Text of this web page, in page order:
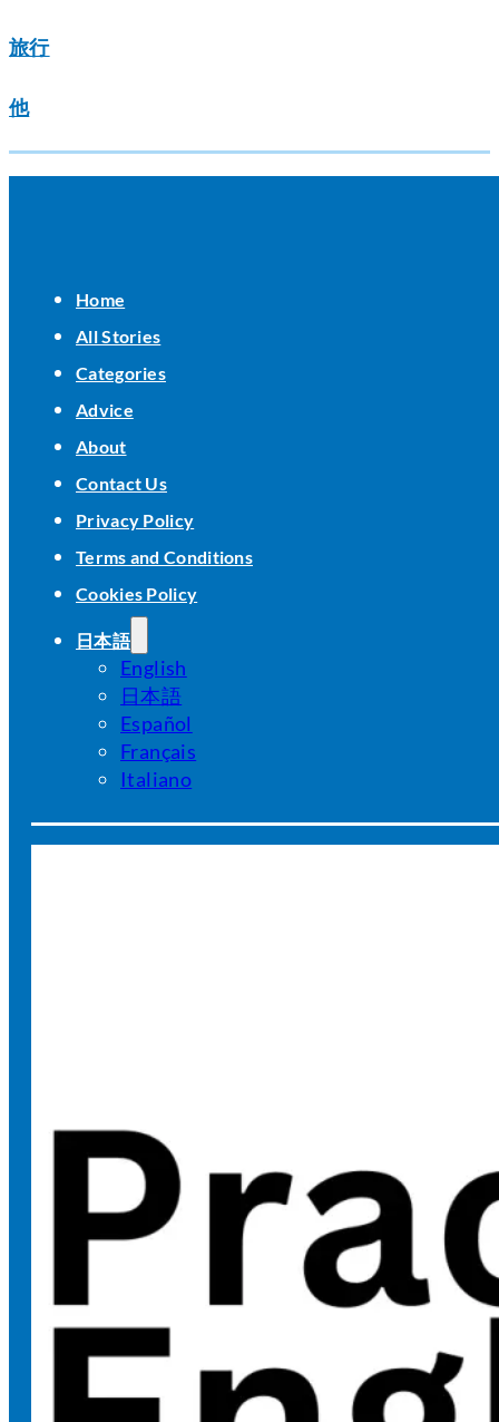
旅行
他
Home
All Stories
Categories
Advice
About
Contact Us
Privacy Policy
Terms and Conditions
Cookies Policy
日本語
English
日本語
Español
Français
Italiano